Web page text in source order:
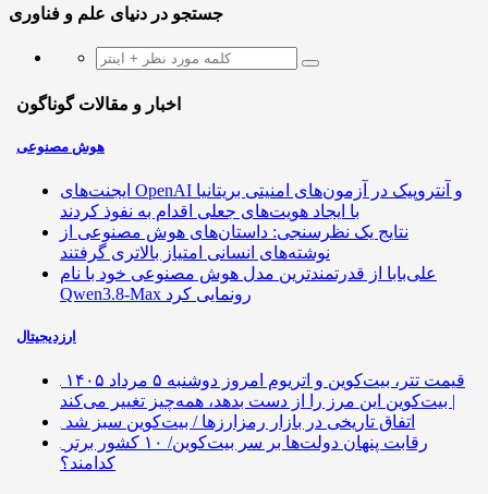
جستجو در دنیای علم و فناوری
اخبار و مقالات گوناگون
هوش مصنوعی
ایجنت‌های OpenAI و آنتروپیک در آزمون‌های امنیتی بریتانیا
با ایجاد هویت‌های جعلی اقدام به نفوذ کردند
نتایج یک نظرسنجی: داستان‌های هوش مصنوعی از
نوشته‌های انسانی امتیاز بالاتری گرفتند
علی‌بابا از قدرتمندترین مدل هوش مصنوعی خود با نام
Qwen3.8-Max رونمایی کرد
ارزدیجیتال
قیمت تتر، بیت‌کوین و اتریوم امروز دوشنبه ۵ مرداد ۱۴۰۵
| بیت‌کوین این مرز را از دست بدهد، همه‌چیز تغییر می‌کند
اتفاق تاریخی در بازار رمزارزها / بیت‌کوین سبز شد
رقابت پنهان دولت‌ها بر سر بیت‌کوین/ ۱۰ کشور برتر
کدامند؟